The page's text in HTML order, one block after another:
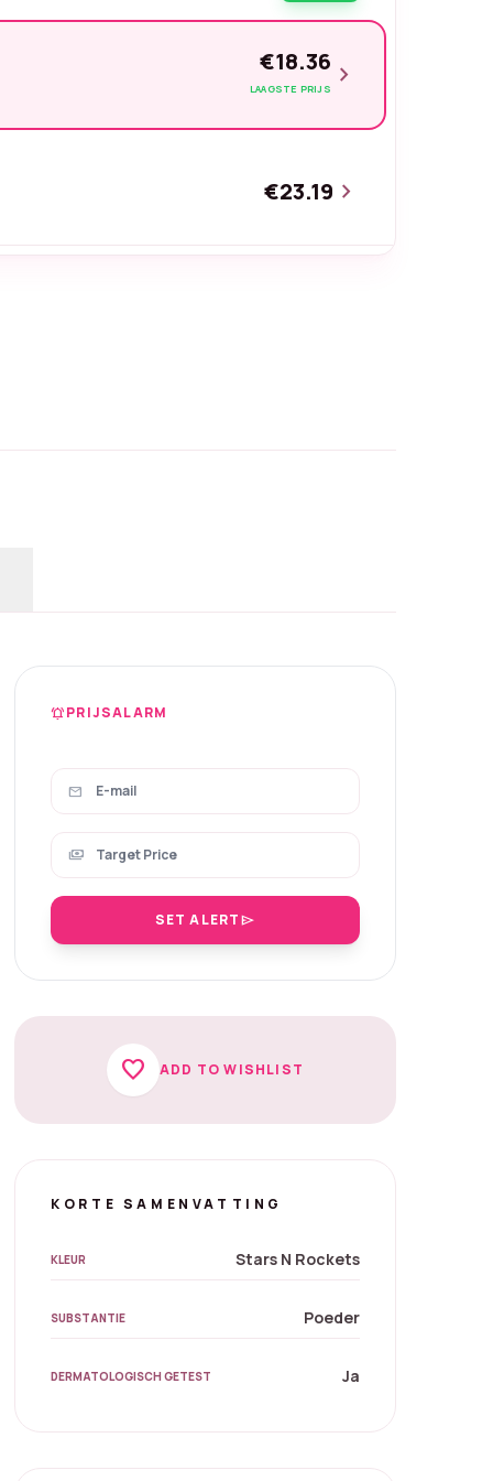
€18.36
LAAGSTE PRIJS chevron_right
€23.19 chevron_right
notifications_activePRIJSALARM
mail
payments
SET ALERTsend
favorite ADD TO WISHLIST
KORTE SAMENVATTING
KLEUR Stars N Rockets
SUBSTANTIE Poeder
DERMATOLOGISCH GETEST Ja